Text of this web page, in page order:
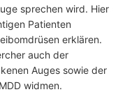
sprechen wird. Hier
Patienten
erklären.
auch der
Auges sowie der
widmen.